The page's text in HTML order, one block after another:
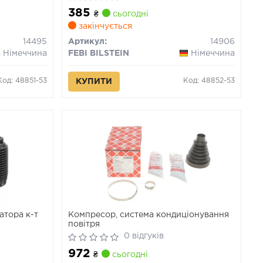
14495
Німеччина
48851-53
XM FIAT DUCATO, SCUDO, ULYSSE
LANCIA PHEDRA, ZETA PEUGEOT 605,
806, 807 1.6-3.0 05.89-
385₴
сьогодні
закінчується
Артикул:
14906
FEBI BILSTEIN
Німеччина
КУПИТИ Код: 48852-53
к-т
Компресор, система кондиціонування
повітря
0 відгуків
972₴ сьогодні